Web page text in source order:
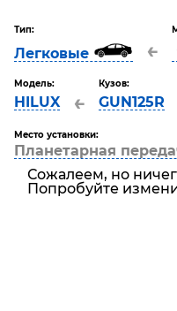
Тип:
Легковые ←
Модель:
HILUX ←
Кузов:
GUN125R
Место установки:
Планетарная
Сожалеем, но
Попробуйте